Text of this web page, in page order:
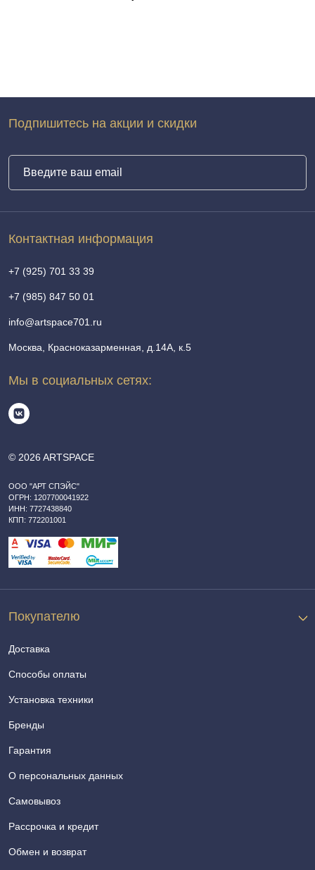
© 2026 ARTSPACE
ООО "АРТ СПЭЙС"
ОГРН: 1207700041922
ИНН: 7727438840
КПП: 772201001
Покупателю
Доставка
Способы оплаты
Установка техники
Бренды
Гарантия
О персональных данных
Самовывоз
Рассрочка и кредит
Обмен и возврат
Контактная информация
+7 (925) 701 33 39
+7 (985) 847 50 01
info@artspace701.ru
Москва, Красноказарменная, д.14А, к.5
Мы в социальных сетях:
Подпишитесь на акции и скидки